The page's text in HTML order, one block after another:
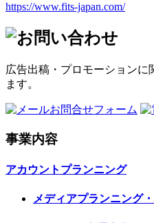
https://www.fits-japan.com/
広告出稿・プロモーションに
ます。
お問合せフォーム
事業内容
アカウントプランニング
メディアプランニング